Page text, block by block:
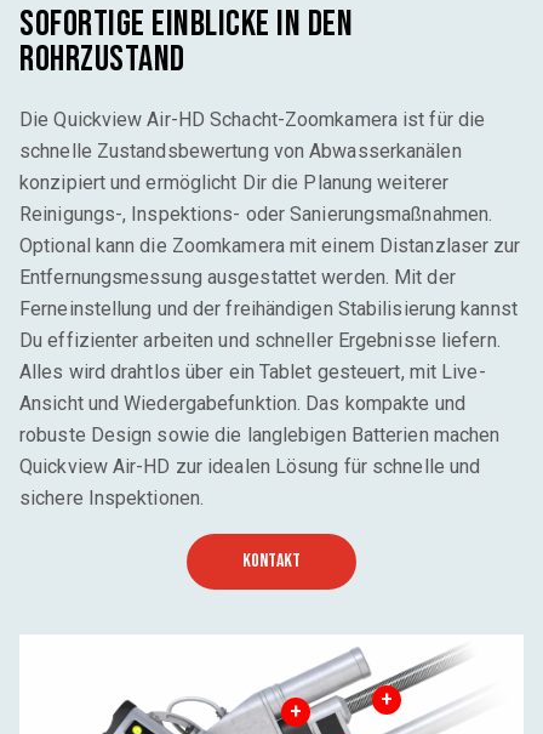
Sofortige Einblicke in den
Rohrzustand
Die Quickview Air-HD Schacht-Zoomkamera ist für die
schnelle Zustandsbewertung von Abwasserkanälen
konzipiert und ermöglicht Dir die Planung weiterer
Reinigungs-, Inspektions- oder Sanierungsmaßnahmen.
Optional kann die Zoomkamera mit einem Distanzlaser zur
Entfernungsmessung ausgestattet werden. Mit der
Ferneinstellung und der freihändigen Stabilisierung kannst
Du effizienter arbeiten und schneller Ergebnisse liefern.
Alles wird drahtlos über ein Tablet gesteuert, mit Live-
Ansicht und Wiedergabefunktion. Das kompakte und
robuste Design sowie die langlebigen Batterien machen
Quickview Air-HD zur idealen Lösung für schnelle und
sichere Inspektionen.
KONTAKT